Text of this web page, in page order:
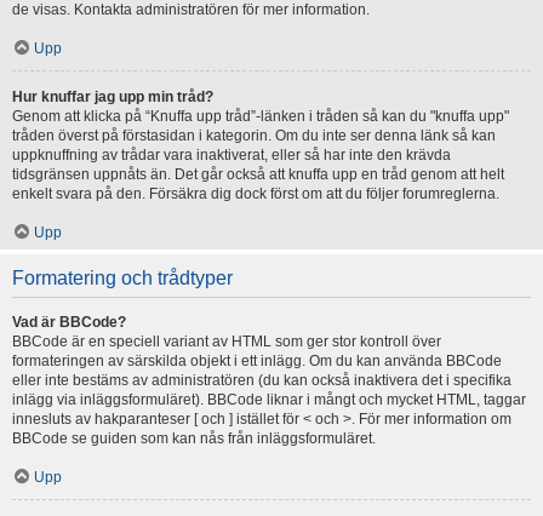
de visas. Kontakta administratören för mer information.
Upp
Hur knuffar jag upp min tråd?
Genom att klicka på “Knuffa upp tråd”-länken i tråden så kan du "knuffa upp"
tråden överst på förstasidan i kategorin. Om du inte ser denna länk så kan
uppknuffning av trådar vara inaktiverat, eller så har inte den krävda
tidsgränsen uppnåts än. Det går också att knuffa upp en tråd genom att helt
enkelt svara på den. Försäkra dig dock först om att du följer forumreglerna.
Upp
Formatering och trådtyper
Vad är BBCode?
BBCode är en speciell variant av HTML som ger stor kontroll över
formateringen av särskilda objekt i ett inlägg. Om du kan använda BBCode
eller inte bestäms av administratören (du kan också inaktivera det i specifika
inlägg via inläggsformuläret). BBCode liknar i mångt och mycket HTML, taggar
innesluts av hakparanteser [ och ] istället för < och >. För mer information om
BBCode se guiden som kan nås från inläggsformuläret.
Upp